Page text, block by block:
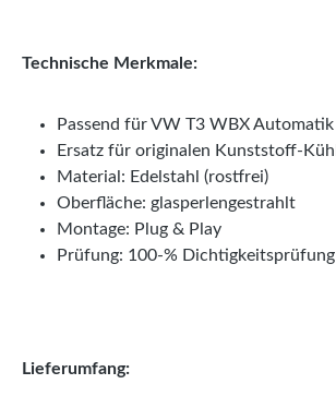
Technische Merkmale:
Passend für VW T3 WBX
Ersatz für originalen Kunststoff-
Material: Edelstahl (rostfrei)
Oberfläche: glasperlengestrahlt
Montage: Plug & Play
Prüfung: 100-% Dichtigkeitsprüfung
Lieferumfang: